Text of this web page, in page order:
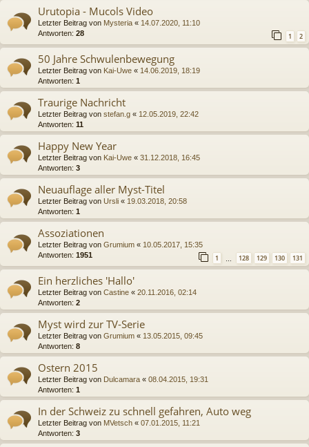
Urutopia - Mucols Video
Letzter Beitrag von Mysteria « 14.07.2020, 11:10
Antworten: 28 1 2
50 Jahre Schwulenbewegung
Letzter Beitrag von Kai-Uwe « 14.06.2019, 18:19
Antworten: 1
Traurige Nachricht
Letzter Beitrag von stefan.g « 12.05.2019, 22:42
Antworten: 11
Happy New Year
Letzter Beitrag von Kai-Uwe « 31.12.2018, 16:45
Antworten: 3
Neuauflage aller Myst-Titel
Letzter Beitrag von Ursli « 19.03.2018, 20:58
Antworten: 1
Assoziationen
Letzter Beitrag von Grumium « 10.05.2017, 15:35
Antworten: 1951 1 … 128 129 130 131
Ein herzliches 'Hallo'
Letzter Beitrag von Castine « 20.11.2016, 02:14
Antworten: 2
Myst wird zur TV-Serie
Letzter Beitrag von Grumium « 13.05.2015, 09:45
Antworten: 8
Ostern 2015
Letzter Beitrag von Dulcamara « 08.04.2015, 19:31
Antworten: 1
In der Schweiz zu schnell gefahren, Auto weg
Letzter Beitrag von MVetsch « 07.01.2015, 11:21
Antworten: 3